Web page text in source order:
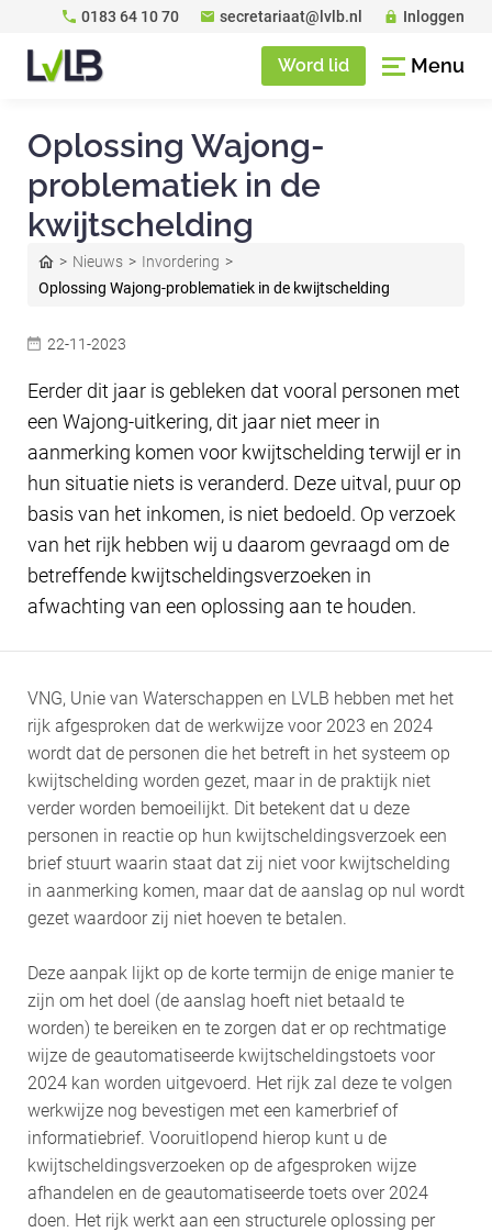
0183 64 10 70 secretariaat@lvlb.nl Inloggen
Word lid Menu
Oplossing Wajong-
problematiek in de
kwijtschelding
Nieuws
Invordering
Oplossing Wajong-problematiek in de kwijtschelding
22-11-2023
Eerder dit jaar is gebleken dat vooral personen met
een Wajong-uitkering, dit jaar niet meer in
aanmerking komen voor kwijtschelding terwijl er in
hun situatie niets is veranderd. Deze uitval, puur op
basis van het inkomen, is niet bedoeld. Op verzoek
van het rijk hebben wij u daarom gevraagd om de
betreffende kwijtscheldingsverzoeken in
afwachting van een oplossing aan te houden.
VNG, Unie van Waterschappen en LVLB hebben met het
rijk afgesproken dat de werkwijze voor 2023 en 2024
wordt dat de personen die het betreft in het systeem op
kwijtschelding worden gezet, maar in de praktijk niet
verder worden bemoeilijkt. Dit betekent dat u deze
personen in reactie op hun kwijtscheldingsverzoek een
brief stuurt waarin staat dat zij niet voor kwijtschelding
in aanmerking komen, maar dat de aanslag op nul wordt
gezet waardoor zij niet hoeven te betalen.
Deze aanpak lijkt op de korte termijn de enige manier te
zijn om het doel (de aanslag hoeft niet betaald te
worden) te bereiken en te zorgen dat er op rechtmatige
wijze de geautomatiseerde kwijtscheldingstoets voor
2024 kan worden uitgevoerd. Het rijk zal deze te volgen
werkwijze nog bevestigen met een kamerbrief of
informatiebrief. Vooruitlopend hierop kunt u de
kwijtscheldingsverzoeken op de afgesproken wijze
afhandelen en de geautomatiseerde toets over 2024
doen. Het rijk werkt aan een structurele oplossing per